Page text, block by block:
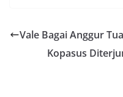
Vale Bagai Anggur Tua
Kopasus